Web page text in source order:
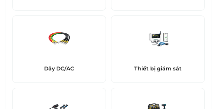
Dây DC/AC Thiết bị giám sát